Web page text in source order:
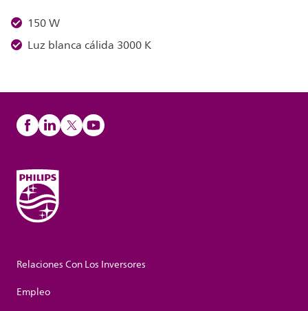
150 W
Luz blanca cálida 3000 K
Relaciones Con Los Inversores
Empleo